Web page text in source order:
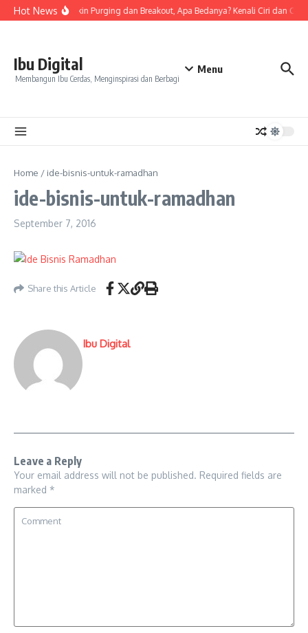
Skip to content
Hot NewsTanda Skin Purging dan Breakout, Apa Bedanya? Kenali Ciri dan Cara
Ibu Digital
Membangun Ibu Cerdas, Menginspirasi dan Berbagi
Menu
Home / ide-bisnis-untuk-ramadhan
ide-bisnis-untuk-ramadhan
September 7, 2016
Share this Article
Ibu Digital
Leave a Reply
Your email address will not be published. Required fields are
marked *